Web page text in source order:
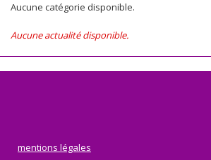
Aucune catégorie disponible.
Aucune actualité disponible.
mentions légales